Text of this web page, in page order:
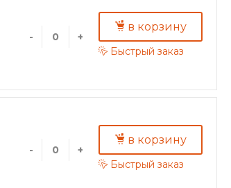
- +
в корзину
Быстрый заказ
- +
в корзину
Быстрый заказ